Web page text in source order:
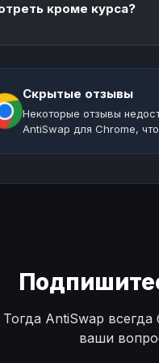
кроме курса?
Скрытые отзывы
Некоторые отзывы
AntiSwap для Chrome,
Тогда AntiSwap
ваши